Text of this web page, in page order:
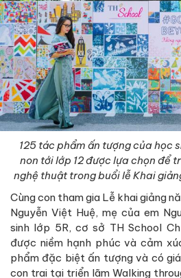
125 tác phẩm ấn tượng của học
non tới lớp 12 được lựa chọn để
nghệ thuật trong buổi lễ Khai
Cùng con tham gia Lễ khai giảng
Nguyễn Việt Huệ, mẹ của em
sinh lớp 5R, cơ sở TH School
được niềm hạnh phúc và cảm
phẩm đặc biệt ấn tượng và có
con trai tại triển lãm Walking